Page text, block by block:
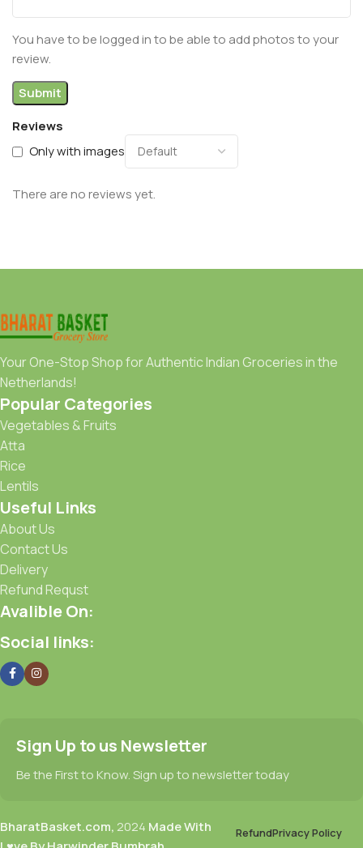
Reviews
Only with images
There are no reviews yet.
You have to be logged in to be able to add photos to your
review.
Your One-Stop Shop for Authentic Indian Groceries in the
Netherlands!
Popular Categories
Vegetables & Fruits
Atta
Rice
Lentils
Useful Links
About Us
Contact Us
Delivery
Refund Requst
Avalible On:
Social links:
Sign Up to us Newsletter
Be the First to Know. Sign up to newsletter today
BharatBasket.com, 2024 Made With
RefundPrivacy Policy